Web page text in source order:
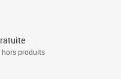
hors produits